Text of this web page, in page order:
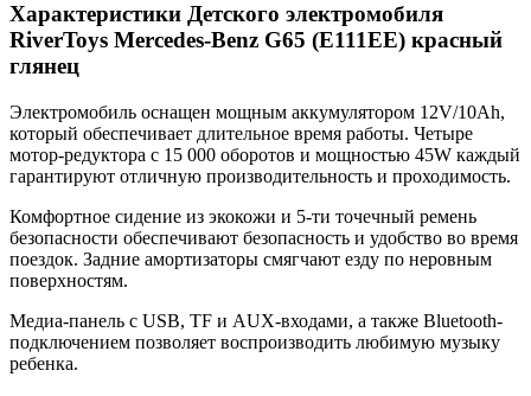
Характеристики Детского электромобиля
RiverToys Mercedes-Benz G65 (E111EE) красный
глянец
Электромобиль оснащен мощным аккумулятором 12V/10Ah,
который обеспечивает длительное время работы. Четыре
мотор-редуктора с 15 000 оборотов и мощностью 45W каждый
гарантируют отличную производительность и проходимость.
Комфортное сидение из экокожи и 5-ти точечный ремень
безопасности обеспечивают безопасность и удобство во время
поездок. Задние амортизаторы смягчают езду по неровным
поверхностям.
Медиа-панель с USB, TF и AUX-входами, а также Bluetooth-
подключением позволяет воспроизводить любимую музыку
ребенка.